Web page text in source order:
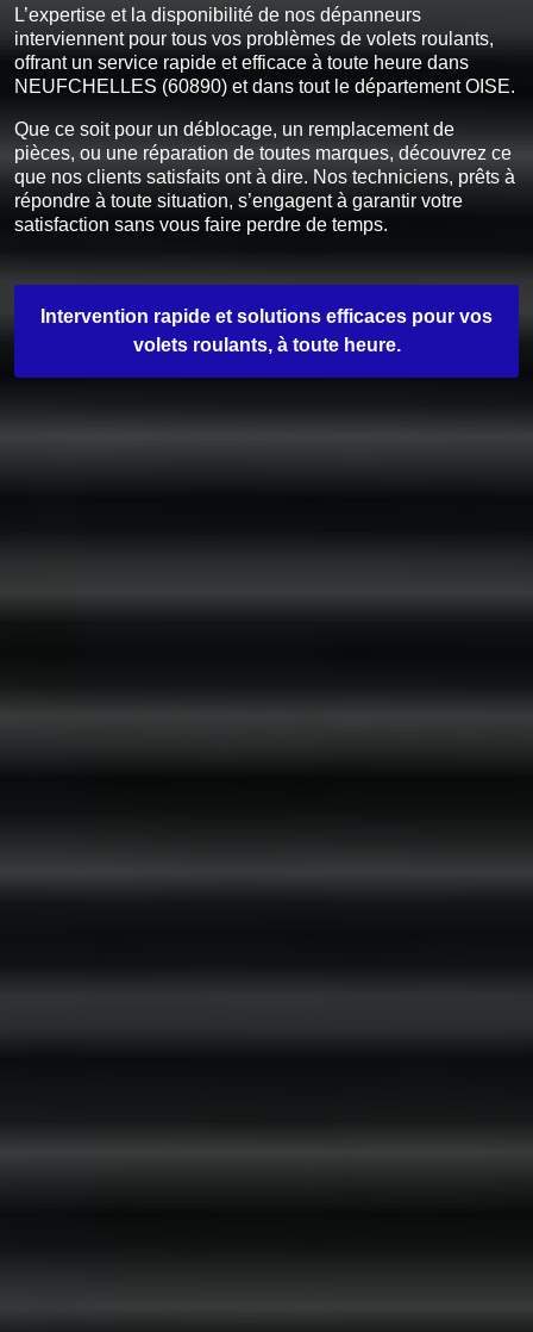
L’expertise et la disponibilité de nos dépanneurs
interviennent pour tous vos problèmes de volets roulants,
offrant un service rapide et efficace à toute heure dans
NEUFCHELLES (60890) et dans tout le département OISE.
Que ce soit pour un déblocage, un remplacement de
pièces, ou une réparation de toutes marques, découvrez ce
que nos clients satisfaits ont à dire. Nos techniciens, prêts à
répondre à toute situation, s’engagent à garantir votre
satisfaction sans vous faire perdre de temps.
Intervention rapide et solutions efficaces pour vos
volets roulants, à toute heure.